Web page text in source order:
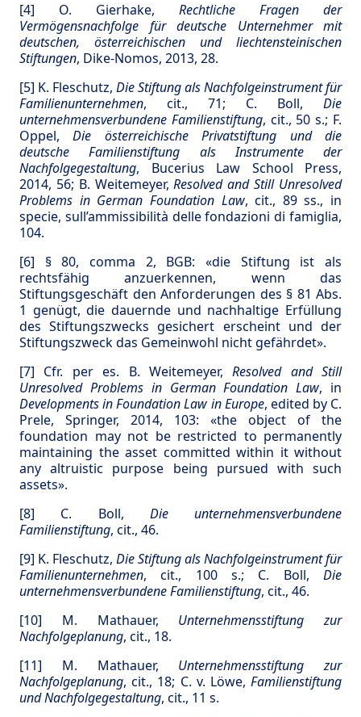
[4] O. Gierhake, Rechtliche Fragen der
Vermögensnachfolge für deutsche Unternehmer mit
deutschen, österreichischen und liechtensteinischen
Stiftungen, Dike-Nomos, 2013, 28.
[5] K. Fleschutz, Die Stiftung als Nachfolgeinstrument für
Familienunternehmen, cit., 71; C. Boll, Die
unternehmensverbundene Familienstiftung, cit., 50 s.; F.
Oppel,Die österreichische Privatstiftung und die
deutsche Familienstiftung als Instrumente der
Nachfolgegestaltung, Bucerius Law School Press,
2014, 56; B. Weitemeyer,Resolved and Still Unresolved
Problems in German Foundation Law, cit., 89 ss., in
specie, sull’ammissibilità delle fondazioni di famiglia,
104.
[6] § 80, comma 2, BGB: «die Stiftung ist als
rechtsfähig anzuerkennen, wenn das
Stiftungsgeschäft den Anforderungen des § 81 Abs.
1 genügt, die dauernde und nachhaltige Erfüllung
des Stiftungszwecks gesichert erscheint und der
Stiftungszweck das Gemeinwohl nicht gefährdet».
[7] Cfr. per es. B. Weitemeyer,Resolved and Still
Unresolved Problems in German Foundation Law, in
Developments in Foundation Law in Europe, edited by C.
Prele, Springer, 2014, 103: «the object of the
foundation may not be restricted to permanently
maintaining the asset committed within it without
any altruistic purpose being pursued with such
assets».
[8] C. Boll, Die unternehmensverbundene
Familienstiftung, cit., 46.
[9] K. Fleschutz, Die Stiftung als Nachfolgeinstrument für
Familienunternehmen, cit., 100 s.; C. Boll, Die
unternehmensverbundene Familienstiftung, cit., 46.
[10] M. Mathauer, Unternehmensstiftung zur
Nachfolgeplanung, cit., 18.
[11] M. Mathauer, Unternehmensstiftung zur
Nachfolgeplanung, cit., 18; C. v. Löwe, Familienstiftung
und Nachfolgegestaltung, cit., 11 s.